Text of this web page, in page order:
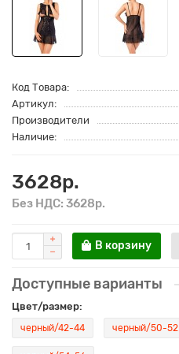
Код Товара:
Артикул:
Производители
Наличие:
3628р.
Без НДС: 3628р.
В корзину
Доступные варианты
Цвет/размер:
черный/42-44 черный/50-52